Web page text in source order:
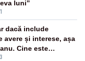
luni”
dacă include
avere și interese, așa
Cine este
trebuie să plece